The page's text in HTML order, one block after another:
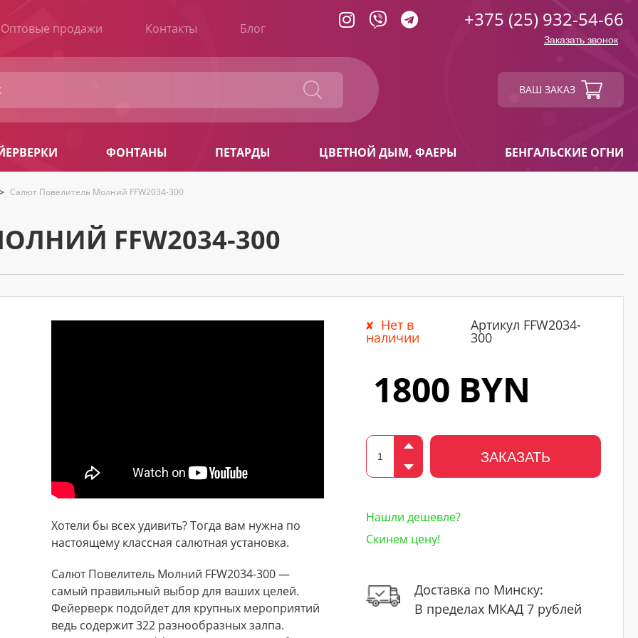
Оптовые продажи Контакты Блог +375 (25) 932-54-66
Заказать звонок
ВАШ ЗАКАЗ
ФОНТАНЫ ПЕТАРДЫ ЦВЕТНОЙ ДЫМ, ФАЕРЫ БЕНГАЛЬСКИЕ ОГНИ
> Салют Повелитель Молний FFW2034-300
FFW2034-300
Хотели бы всех удивить? Тогда вам нужна по
настоящему классная салютная установка.
Салют Повелитель Молний FFW2034-300 —
самый правильный выбор для ваших целей.
Фейерверк подойдет для крупных мероприятий
ведь содержит 322 разнообразных залпа.
Нет в
наличии
Артикул FFW2034-
300
1800 BYN
ЗАКАЗАТЬ
Нашли дешевле?
Скинем цену!
Доставка по Минску:
В пределах МКАД 7 рублей